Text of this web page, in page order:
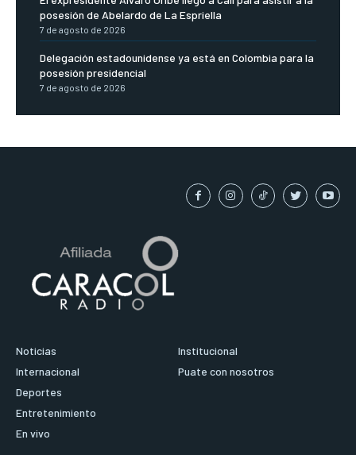
posesión de Abelardo de La Espriella
7 de agosto de 2026
Delegación estadounidense ya está en Colombia para la
posesión presidencial
7 de agosto de 2026
Noticias
Internacional
Deportes
Entretenimiento
En vivo
Institucional
Puate con nosotros